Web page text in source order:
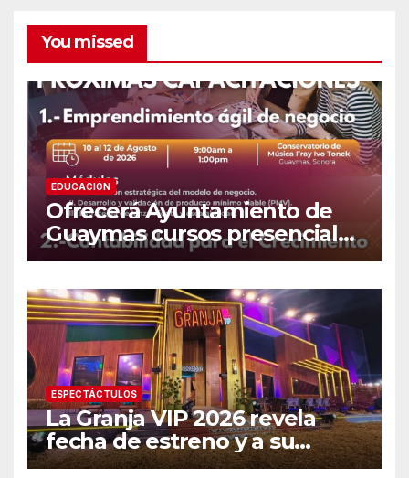
You missed
EDUCACIÓN
Ofrecerá Ayuntamiento de
Guaymas cursos presenciales
para emprendedores
ESPECTÁCTULOS
La Granja VIP 2026 revela
fecha de estreno y a su
primer famoso confirmado